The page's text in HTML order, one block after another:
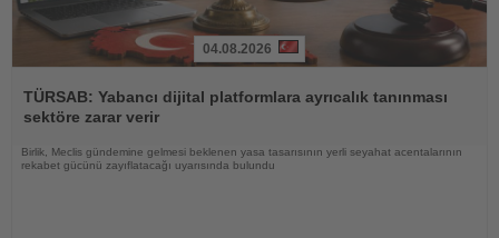
Oku
04.08.2026
TÜRSAB: Yabancı dijital platformlara ayrıcalık tanınması
sektöre zarar verir
Birlik, Meclis gündemine gelmesi beklenen yasa tasarısının yerli seyahat acentalarının
rekabet gücünü zayıflatacağı uyarısında bulundu